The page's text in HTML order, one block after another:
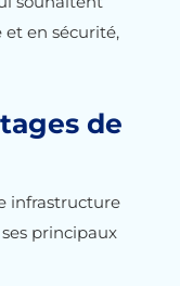
en sécurité,
de
infrastructure
principaux